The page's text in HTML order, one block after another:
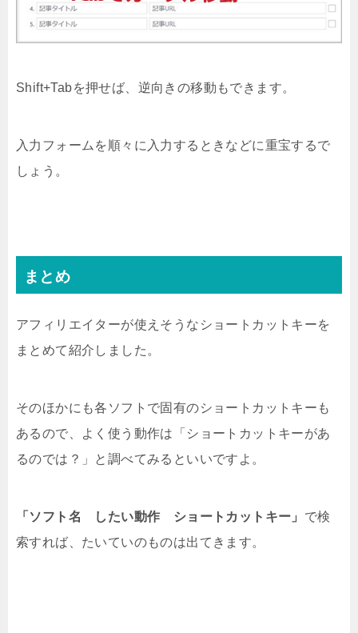
Shift+Tabを押せば、逆向きの移動もできます。
入力フォームを順々に入力するときなどに重宝するで
しょう。
まとめ
アフィリエイターが使えそうなショートカットキーを
まとめて紹介しました。
そのほかにも各ソフトで固有のショートカットキーも
あるので、よく使う動作は「ショートカットキーがあ
るのでは？」と調べてみるといいですよ。
「ソフト名 したい動作 ショートカットキー」 で検
索すれば、たいていのものは出てきます。